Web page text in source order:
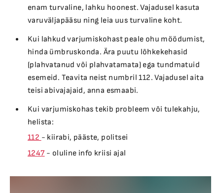
enam turvaline, lahku hoonest. Vajadusel kasuta
varuväljapääsu ning leia uus turvaline koht.
Kui lahkud varjumiskohast peale ohu möödumist,
hinda ümbruskonda. Ära puutu lõhkekehasid
(plahvatanud või plahvatamata) ega tundmatuid
esemeid. Teavita neist numbril 112. Vajadusel aita
teisi abivajajaid, anna esmaabi.
Kui varjumiskohas tekib probleem või tulekahju,
helista:
112 - kiirabi, pääste, politsei
1247 - oluline info kriisi ajal